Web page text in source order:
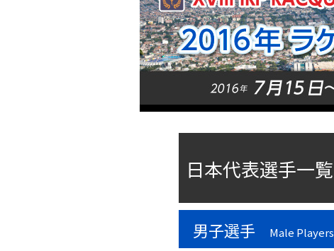
日本代表選手一覧
男子選手 Male Players